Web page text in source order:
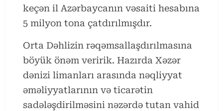
keçən il Azərbaycanın vəsaiti hesabına
5 milyon tona çatdırılmışdır.
Orta Dəhlizin rəqəmsallaşdırılmasına
böyük önəm veririk. Hazırda Xəzər
dənizi limanları arasında nəqliyyat
əməliyyatlarının və ticarətin
sadələşdirilməsini nəzərdə tutan vahid